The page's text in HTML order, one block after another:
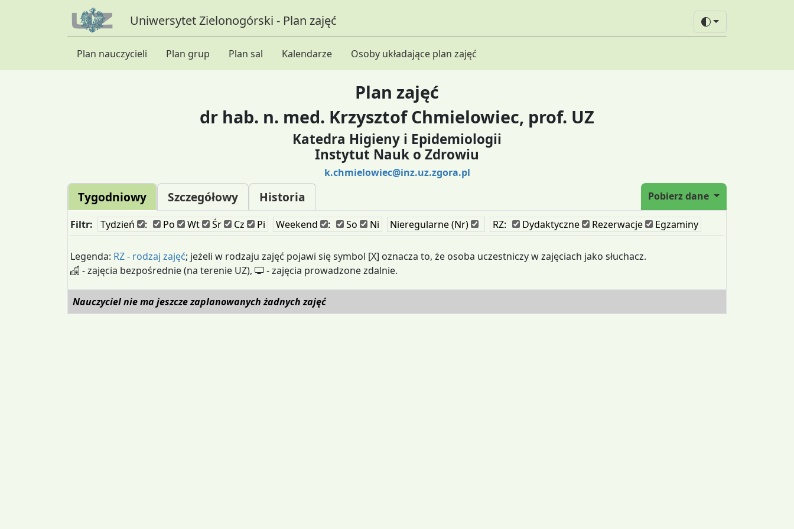
Uniwersytet Zielonogórski - Plan zajęć
Plan nauczycieli Plan grup Plan sal Kalendarze Osoby układające plan zajęć
Plan zajęć
dr hab. n. med. Krzysztof Chmielowiec, prof. UZ
Katedra Higieny i Epidemiologii
Instytut Nauk o Zdrowiu
k.chmielowiec@inz.uz.zgora.pl
Tygodniowy Szczegółowy Historia Pobierz dane
Filtr: Tydzień : Po Wt Śr Cz Pi Weekend : So Ni Nieregularne (Nr) RZ: Dydaktyczne Rezerwacje Egzaminy
Legenda: RZ - rodzaj zajęć; jeżeli w rodzaju zajęć pojawi się symbol [X] oznacza to, że osoba uczestniczy w zajęciach jako słuchacz.
- zajęcia bezpośrednie (na terenie UZ),
- zajęcia prowadzone zdalnie.
Nauczyciel nie ma jeszcze zaplanowanych żadnych zajęć